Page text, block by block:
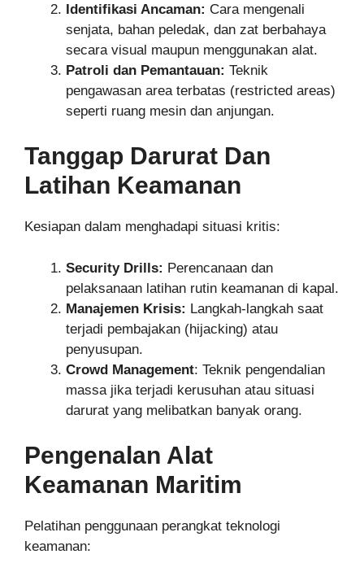
Identifikasi Ancaman: Cara mengenali
senjata, bahan peledak, dan zat berbahaya
secara visual maupun menggunakan alat.
Patroli dan Pemantauan: Teknik
pengawasan area terbatas (restricted areas)
seperti ruang mesin dan anjungan.
Tanggap Darurat Dan
Latihan Keamanan
Kesiapan dalam menghadapi situasi kritis:
Security Drills: Perencanaan dan
pelaksanaan latihan rutin keamanan di kapal.
Manajemen Krisis: Langkah-langkah saat
terjadi pembajakan (hijacking) atau
penyusupan.
Crowd Management: Teknik pengendalian
massa jika terjadi kerusuhan atau situasi
darurat yang melibatkan banyak orang.
Pengenalan Alat
Keamanan Maritim
Pelatihan penggunaan perangkat teknologi
keamanan: